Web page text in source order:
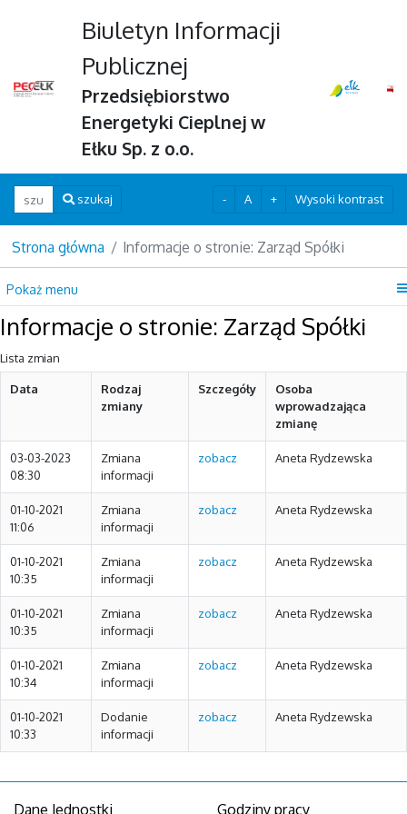
Biuletyn Informacji
Publicznej
Przedsiębiorstwo
Energetyki Cieplnej w
Ełku Sp. z o.o.
Wpisz szukaną frazę
szukaj - A + Wysoki kontrast
Strona główna Informacje o stronie: Zarząd Spółki
Pokaż menu
Informacje o stronie: Zarząd Spółki
Lista zmian
Data
Rodzaj
zmiany
Szczegóły
Osoba
wprowadzająca
zmianę
03-03-2023
08:30
Zmiana
informacji
zobacz Aneta Rydzewska
01-10-2021
11:06
Zmiana
informacji
zobacz Aneta Rydzewska
01-10-2021
10:35
Zmiana
informacji
zobacz Aneta Rydzewska
01-10-2021
10:35
Zmiana
informacji
zobacz Aneta Rydzewska
01-10-2021
10:34
Zmiana
informacji
zobacz Aneta Rydzewska
01-10-2021
10:33
Dodanie
informacji
zobacz Aneta Rydzewska
Dane Jednostki Godziny pracy